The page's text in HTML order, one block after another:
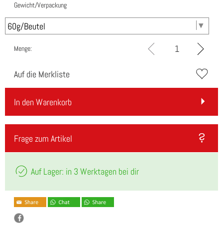
Gewicht/Verpackung
Menge:
Auf die Merkliste
In den Warenkorb
Frage zum Artikel
Auf Lager: in 3 Werktagen bei dir